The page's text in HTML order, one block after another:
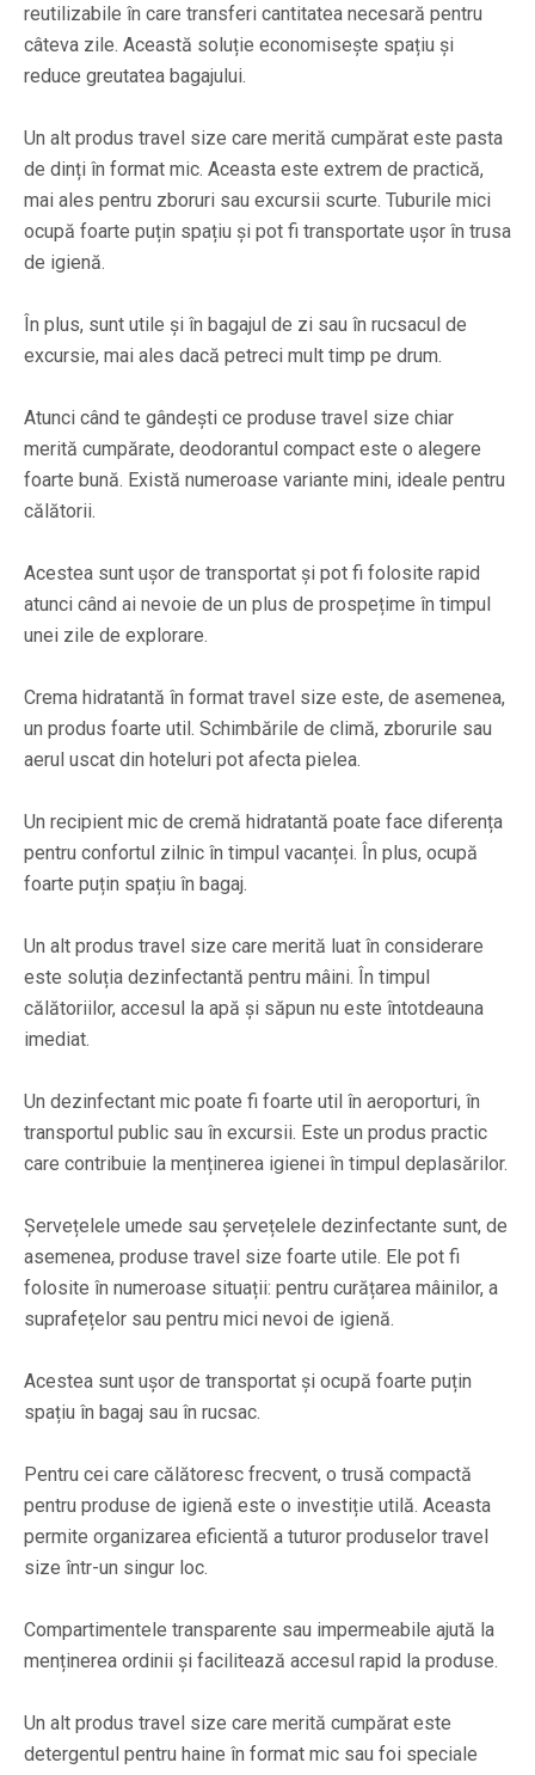
reutilizabile în care transferi cantitatea necesară pentru
câteva zile. Această soluție economisește spațiu și
reduce greutatea bagajului.
Un alt produs travel size care merită cumpărat este pasta
de dinți în format mic. Aceasta este extrem de practică,
mai ales pentru zboruri sau excursii scurte. Tuburile mici
ocupă foarte puțin spațiu și pot fi transportate ușor în trusa
de igienă.
În plus, sunt utile și în bagajul de zi sau în rucsacul de
excursie, mai ales dacă petreci mult timp pe drum.
Atunci când te gândești ce produse travel size chiar
merită cumpărate, deodorantul compact este o alegere
foarte bună. Există numeroase variante mini, ideale pentru
călătorii.
Acestea sunt ușor de transportat și pot fi folosite rapid
atunci când ai nevoie de un plus de prospețime în timpul
unei zile de explorare.
Crema hidratantă în format travel size este, de asemenea,
un produs foarte util. Schimbările de climă, zborurile sau
aerul uscat din hoteluri pot afecta pielea.
Un recipient mic de cremă hidratantă poate face diferența
pentru confortul zilnic în timpul vacanței. În plus, ocupă
foarte puțin spațiu în bagaj.
Un alt produs travel size care merită luat în considerare
este soluția dezinfectantă pentru mâini. În timpul
călătoriilor, accesul la apă și săpun nu este întotdeauna
imediat.
Un dezinfectant mic poate fi foarte util în aeroporturi, în
transportul public sau în excursii. Este un produs practic
care contribuie la menținerea igienei în timpul deplasărilor.
Șervețelele umede sau șervețelele dezinfectante sunt, de
asemenea, produse travel size foarte utile. Ele pot fi
folosite în numeroase situații: pentru curățarea mâinilor, a
suprafețelor sau pentru mici nevoi de igienă.
Acestea sunt ușor de transportat și ocupă foarte puțin
spațiu în bagaj sau în rucsac.
Pentru cei care călătoresc frecvent, o trusă compactă
pentru produse de igienă este o investiție utilă. Aceasta
permite organizarea eficientă a tuturor produselor travel
size într-un singur loc.
Compartimentele transparente sau impermeabile ajută la
menținerea ordinii și facilitează accesul rapid la produse.
Un alt produs travel size care merită cumpărat este
detergentul pentru haine în format mic sau foi speciale